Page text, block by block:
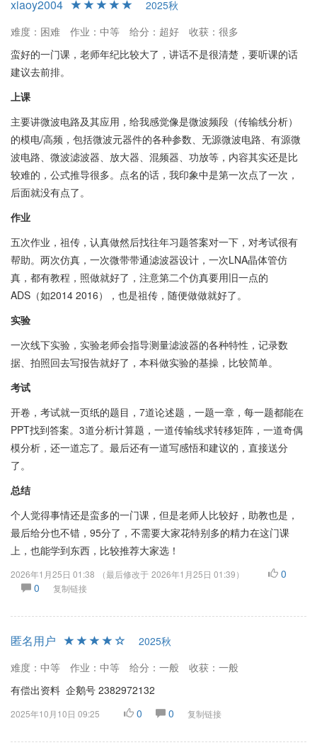
xiaoy2004
2025秋
难度：困难
作业：中等 给分：超好
收获：很多
蛮好的一门课，老师年纪比较大了，讲话不是很清楚，要听课的话
建议去前排。
上课
主要讲微波电路及其应用，给我感觉像是微波频段（传输线分析）
的模电/高频，包括微波元器件的各种参数、无源微波电路、有源微
波电路、微波滤波器、放大器、混频器、功放等，内容其实还是比
较难的，公式推导很多。点名的话，我印象中是第一次点了一次，
后面就没有点了。
作业
五次作业，祖传，认真做然后找往年习题答案对一下，对考试很有
帮助。两次仿真，一次微带带通滤波器设计，一次LNA晶体管仿
真，都有教程，照做就好了，注意第二个仿真要用旧一点的
ADS（如2014 2016），也是祖传，随便做做就好了。
实验
一次线下实验，实验老师会指导测量滤波器的各种特性，记录数
据、拍照回去写报告就好了，本科做实验的基操，比较简单。
考试
开卷，考试就一页纸的题目，7道论述题，一题一章，每一题都能在
PPT找到答案。3道分析计算题，一道传输线求转移矩阵，一道奇偶
模分析，还一道忘了。最后还有一道写感悟和建议的，直接送分
了。
总结
个人觉得事情还是蛮多的一门课，但是老师人比较好，助教也是，
最后给分也不错，95分了，不需要大家花特别多的精力在这门课
上，也能学到东西，比较推荐大家选！
2026年1月25日 01:38 （最后修改于 2026年1月25日 01:39）
0
0
复制链接
匿名用户
2025秋
难度：中等
作业：中等 给分：一般
收获：一般
有偿出资料 企鹅号 2382972132
2025年10月10日 09:25 0 0 复制链接